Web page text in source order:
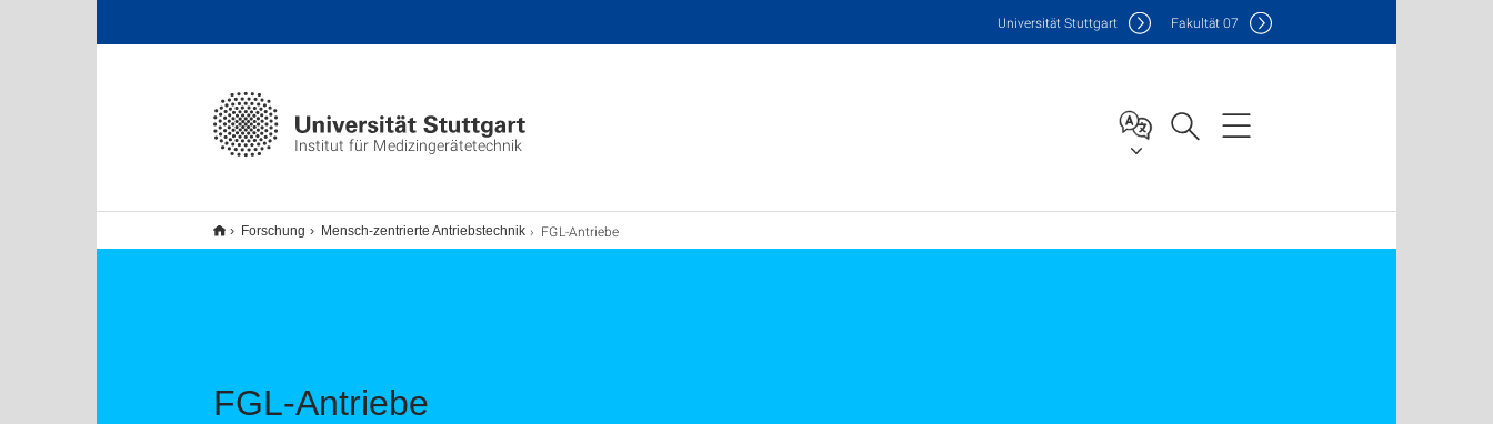
Institut für Medizingerätetechnik
Universität Stuttgart Fakultät07
Forschung Mensch-zentrierte Antriebstechnik FGL-Antriebe
FGL-Antriebe